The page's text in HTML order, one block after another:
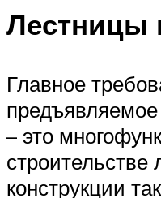
Лестницы
Главное
– это
строительстве
конструкции